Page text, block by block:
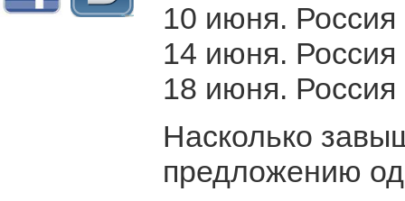
10 июня.
14 июня. Россия
18 июня.
Насколько
предложению